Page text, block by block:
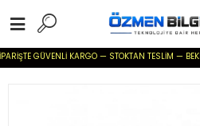
GÜVENLİ KARGO — STOKTAN TESLİM —